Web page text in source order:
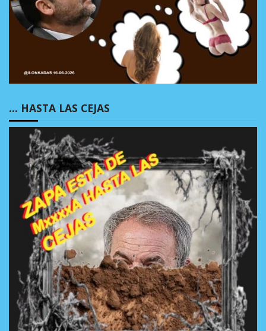
… HASTA LAS CEJAS